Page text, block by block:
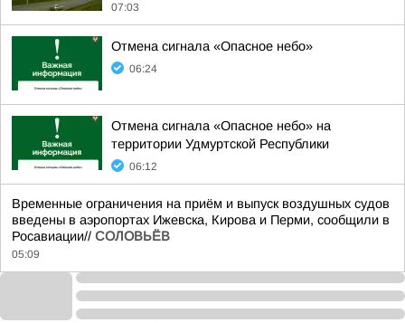
07:03
Отмена сигнала «Опасное небо»
06:24
Отмена сигнала «Опасное небо» на
территории Удмуртской Республики
06:12
Временные ограничения на приём и выпуск воздушных судов
введены в аэропортах Ижевска, Кирова и Перми, сообщили в
Росавиации// СОЛОВЬЁВ
05:09